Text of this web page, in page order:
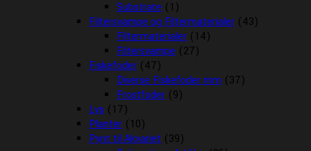
Substrate (1)
Filtersvampe og Filtermaterialer (43)
Filtermaterialer (14)
Filtersvampe (27)
Fiskefoder (47)
Diverse Fiskefoder mm (37)
Frostfoder (9)
Lys (17)
Planter (10)
Pynt til Akvariet (39)